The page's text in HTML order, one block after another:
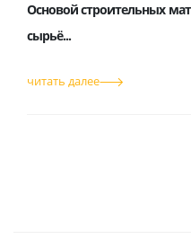
Основой строительных
сырьё...
читать далее